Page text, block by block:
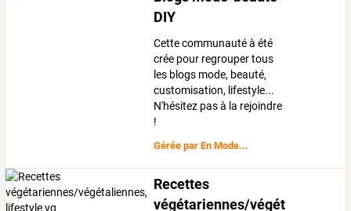
DIY
Cette communauté à été
crée pour regrouper tous
les blogs mode, beauté,
customisation, lifestyle...
N'hésitez pas à la rejoindre
!
Gérée parEn Mode...
Recettes
végétariennes/végét